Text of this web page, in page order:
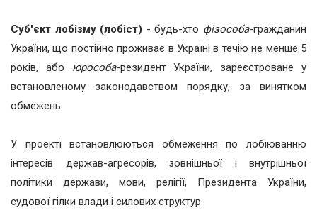
Суб'єкт лобізму (лобіст) - будь-хто фізособа-гражданин
України, що постійно проживає в Україні в течію не менше 5
років, або юрособа-резидент України, зареєстроване у
встановленому законодавством порядку, за винятком
обмежень.
У проекті встановлюються обмеження по лобіюванню
інтересів держав-агресорів, зовнішньої і внутрішньої
політики держави, мови, релігії, Президента України,
судової гілки влади і силових структур.